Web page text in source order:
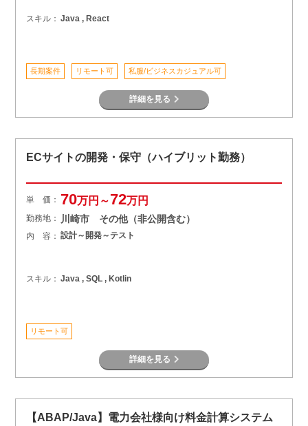
スキル： Java , React
長期案件 リモート可 私服/ビジネスカジュアル可
詳細を見る
ECサイトの開発・保守（ハイブリット勤務）
単 価： 70万円～72万円
勤務地： 川崎市 その他（非公開含む）
内 容： 設計～開発～テスト
スキル： Java , SQL , Kotlin
リモート可
詳細を見る
【ABAP/Java】電力会社様向け料金計算システム